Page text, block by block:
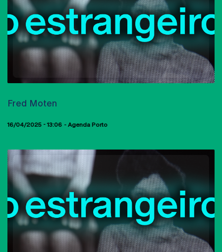
Fred Moten
16/04/2025 - 13:06 Agenda Porto